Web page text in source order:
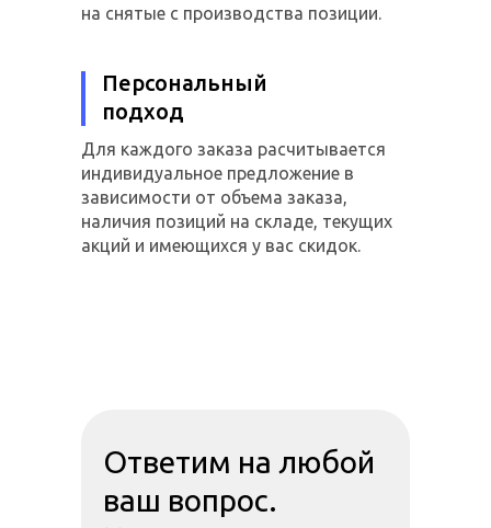
на снятые с производства позиции.
Персональный
подход
Для каждого заказа расчитывается
индивидуальное предложение в
зависимости от объема заказа,
наличия позиций на складе, текущих
акций и имеющихся у вас скидок.
Ответим на любой
ваш вопрос.